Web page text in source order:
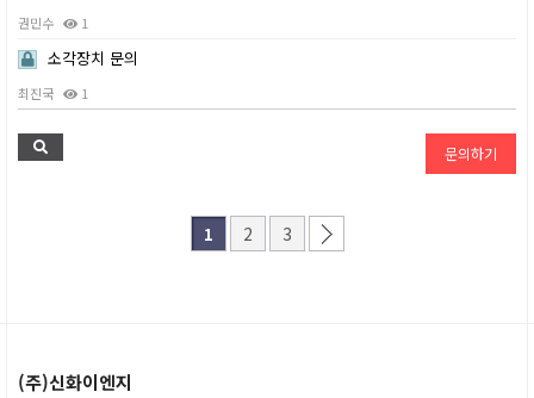
권민수 1
소각장치 문의
최진국 1
문의하기
1 2 3
(주)신화이엔지